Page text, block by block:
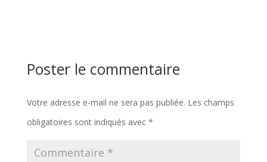
Poster le commentaire
Votre adresse e-mail ne sera pas publiée. Les champs
obligatoires sont indiqués avec *